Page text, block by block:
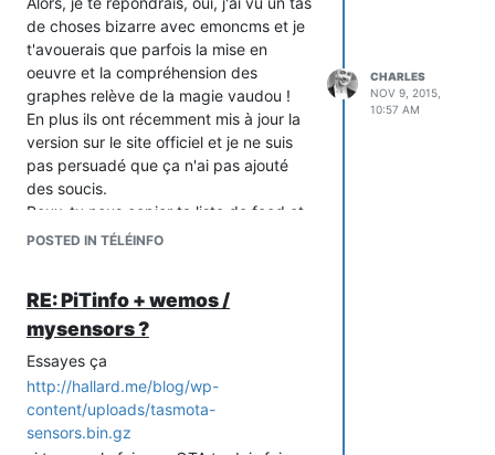
élément (je fais grace du premier (root)
qui est vide)
// Linked list structure containing all values received
typedef struct _ValueList ValueList;
struct _ValueList
  ValueList *next; // next element
  uint8_t checksum;// checksum
  uint8_t flags;   // specific flags
  char  * name;    // LABEL of value name
  char  * value;   // value
Donc pour chaque élément, tu as:
un pointeur sur la même
structure du prochain élément,
sauf si nous sommes sur le dernier
élément bien sûr auquel cas ce
pointeur estNULL
checksumla checksum du couple
de choses bizarre avec emoncms et je
t'avouerais que parfois la mise en
oeuvre et la compréhension des
graphes relève de la magie vaudou !
En plus ils ont récemment mis à jour la
version sur le site officiel et je ne suis
pas persuadé que ça n'ai pas ajouté
des soucis.
Peux-tu nous copier ta liste de feed et
d'input ?
POSTED IN TÉLÉINFO
CHARLES
NOV 9, 2015,
10:57 AM
RE: PiTinfo + wemos /
mysensors ?
Essayes ça
http://hallard.me/blog/wp-
content/uploads/tasmota-
sensors.bin.gz